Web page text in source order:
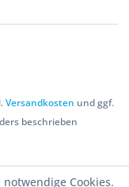
Versandkosten und ggf.
beschrieben
Cookies.